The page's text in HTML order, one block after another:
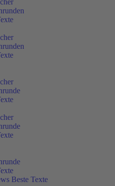
Beste Texte